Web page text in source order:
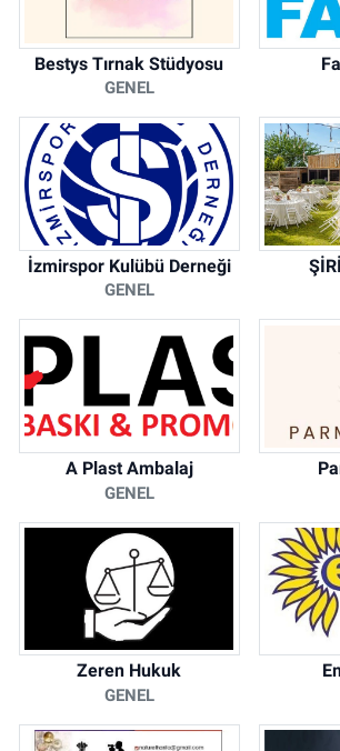
Bestys Tırnak Stüdyosu
GENEL
İzmirspor Kulübü Derneği
GENEL
A Plast Ambalaj
GENEL
Zeren Hukuk
GENEL